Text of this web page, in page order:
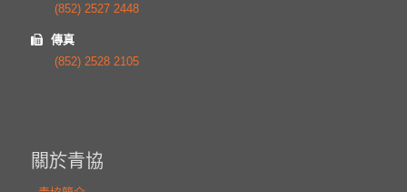
(852) 2527 2448
傳真
(852) 2528 2105